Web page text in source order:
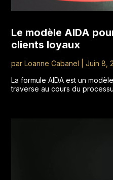
Le modèle AIDA
clients loyaux
parLoanne Cabanel |Juin 8,
La formule AIDA est un
traverse au cours du